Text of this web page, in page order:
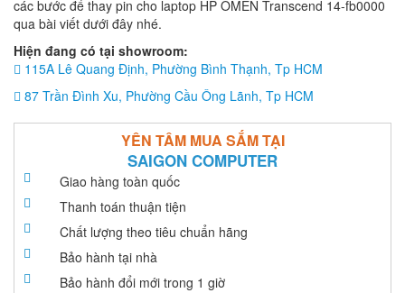
các bước để thay pin cho laptop HP OMEN Transcend 14-fb0000
qua bài viết dưới đây nhé.
Hiện đang có tại showroom:
115A Lê Quang Định, Phường Bình Thạnh, Tp HCM
87 Trần Đình Xu, Phường Cầu Ông Lãnh, Tp HCM
YÊN TÂM MUA SẮM TẠI
SAIGON COMPUTER
Giao hàng toàn quốc
Thanh toán thuận tiện
Chất lượng theo tiêu chuẩn hãng
Bảo hành tại nhà
Bảo hành đổi mới trong 1 giờ